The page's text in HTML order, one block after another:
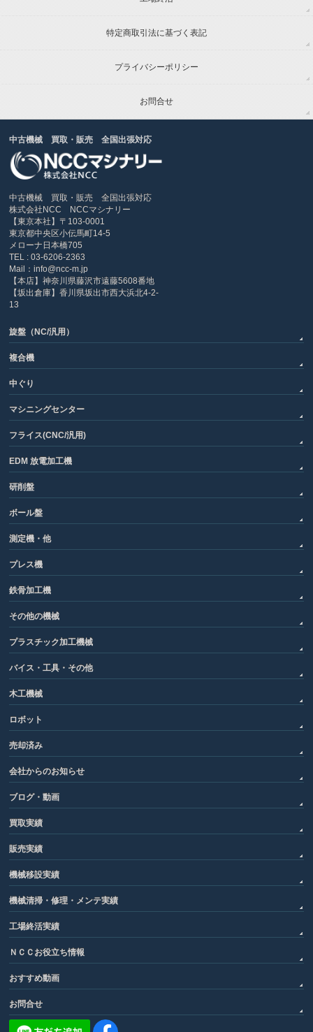
特定商取引法に基づく表記
プライバシーポリシー
お問合せ
中古機械 買取・販売 全国出張対応
中古機械 買取・販売 全国出張対応
株式会社NCC NCCマシナリー
【東京本社】〒103-0001
東京都中央区小伝馬町14-5
メローナ日本橋705
TEL : 03-6206-2363
Mail：info@ncc-m.jp
【本店】神奈川県藤沢市遠藤5608番地
【坂出倉庫】香川県坂出市西大浜北4-2-
13
旋盤（NC/汎用）
複合機
中ぐり
マシニングセンター
フライス(CNC/汎用)
EDM 放電加工機
研削盤
ボール盤
測定機・他
プレス機
鉄骨加工機
その他の機械
プラスチック加工機械
バイス・工具・その他
木工機械
ロボット
売却済み
会社からのお知らせ
ブログ・動画
買取実績
販売実績
機械移設実績
機械清掃・修理・メンテ実績
工場終活実績
ＮＣＣお役立ち情報
おすすめ動画
お問合せ